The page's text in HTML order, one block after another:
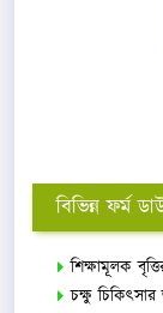
বিভিন্ন ফর্ম
শিক্ষামূলক
চক্ষু